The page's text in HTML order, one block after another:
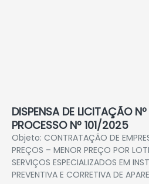
DISPENSA DE LICITAÇÃO
PROCESSO Nº 101/2025
Objeto: CONTRATAÇÃO DE
PREÇOS – MENOR PREÇO POR
SERVIÇOS ESPECIALIZADOS EM
PREVENTIVA E CORRETIVA DE